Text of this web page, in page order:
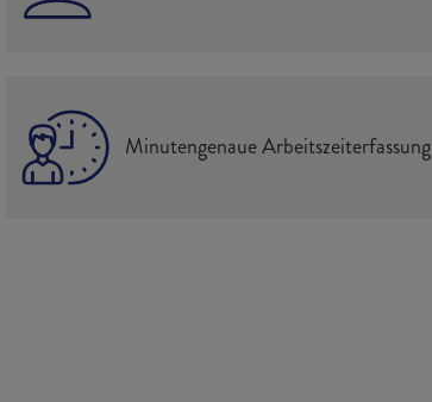
Minutengenaue Arbeitszeiterfassung